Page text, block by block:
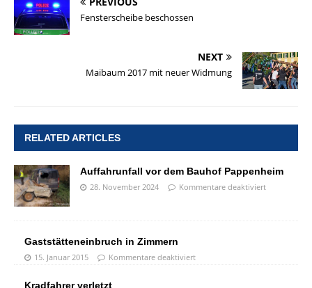
Fensterscheibe beschossen
NEXT
Maibaum 2017 mit neuer Widmung
RELATED ARTICLES
Auffahrunfall vor dem Bauhof Pappenheim
28. November 2024 Kommentare deaktiviert
Gaststätteneinbruch in Zimmern
15. Januar 2015 Kommentare deaktiviert
Kradfahrer verletzt